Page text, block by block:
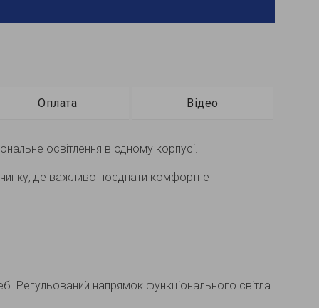
Оплата Відео
освітлення в одному корпусі.
де важливо поєднати комфортне
Регульований напрямок функціонального світла